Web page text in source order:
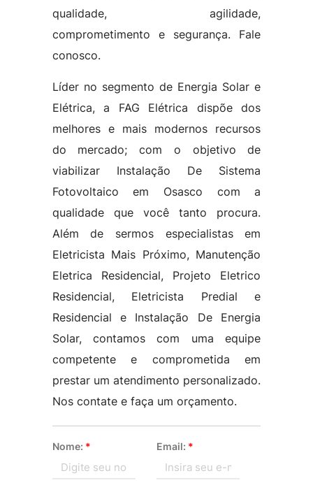
qualidade, agilidade,
comprometimento e segurança. Fale
conosco.
Líder no segmento de Energia Solar e
Elétrica, a FAG Elétrica dispõe dos
melhores e mais modernos recursos
do mercado; com o objetivo de
viabilizar Instalação De Sistema
Fotovoltaico em Osasco com a
qualidade que você tanto procura.
Além de sermos especialistas em
Eletricista Mais Próximo, Manutenção
Eletrica Residencial, Projeto Eletrico
Residencial, Eletricista Predial e
Residencial e Instalação De Energia
Solar, contamos com uma equipe
competente e comprometida em
prestar um atendimento personalizado.
Nos contate e faça um orçamento.
Nome: * Email: *